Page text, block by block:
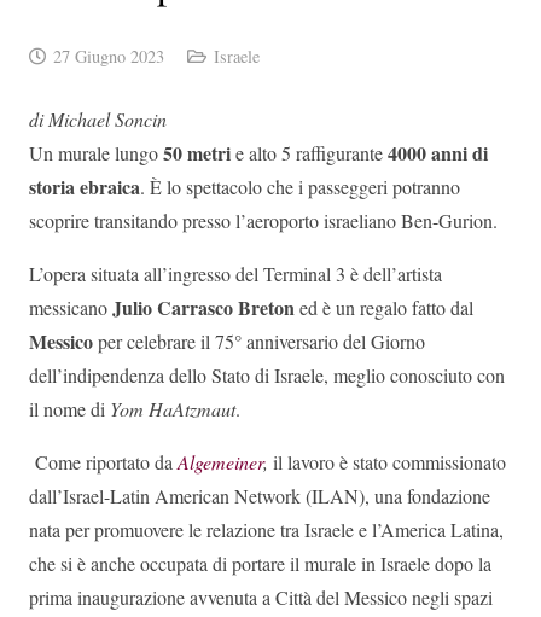
27 Giugno 2023 Israele
di Michael Soncin
Un murale lungo50 metrie alto 5 raffigurante4000 anni di
storia ebraica. È lo spettacolo che i passeggeri potranno
scoprire transitando presso l’aeroporto israeliano Ben-Gurion.
L’opera situata all’ingresso del Terminal 3 è dell’artista
messicanoJulio Carrasco Bretoned è un regalo fatto dal
Messicoper celebrare il 75° anniversario del Giorno
dell’indipendenza dello Stato di Israele, meglio conosciuto con
il nome di Yom HaAtzmaut.
Come riportato daAlgemeiner, il lavoro è stato commissionato
dall’Israel-Latin American Network (ILAN), una fondazione
nata per promuovere le relazione tra Israele e l’America Latina,
che si è anche occupata di portare il murale in Israele dopo la
prima inaugurazione avvenuta a Città del Messico negli spazi